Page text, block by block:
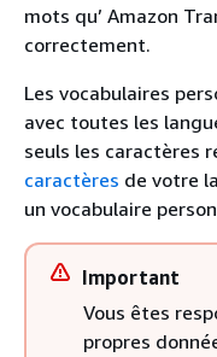
mots qu’ Amazon
correctement.
Les vocabulaires
avec toutes les
seuls les caractères
caractères de votre
un vocabulaire
Important
Vous êtes
propres